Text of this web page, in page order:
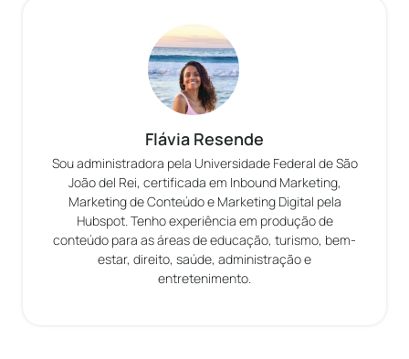
Flávia Resende
Sou administradora pela Universidade Federal de São
João del Rei, certificada em Inbound Marketing,
Marketing de Conteúdo e Marketing Digital pela
Hubspot. Tenho experiência em produção de
conteúdo para as áreas de educação, turismo, bem-
estar, direito, saúde, administração e
entretenimento.